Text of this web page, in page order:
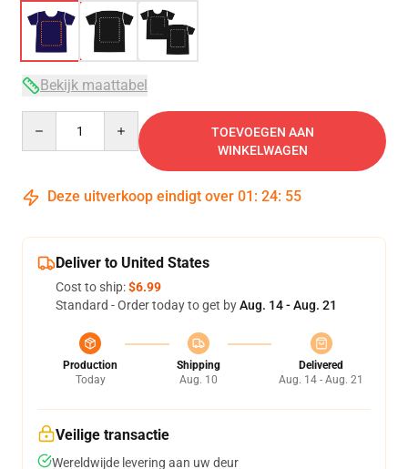
Bekijk maattabel
TOEVOEGEN AAN
WINKELWAGEN
Deze uitverkoop eindigt over 01 : 24: 54
Deliver to United States
Cost to ship:$6.99
Standard - Order today to get byAug. 14 - Aug. 21
Production
Today
Shipping
Aug. 10
Delivered
Aug. 14 - Aug. 21
Veilige transactie
Wereldwijde levering aan uw deur